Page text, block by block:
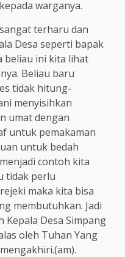
warganya.
terharu dan
Desa seperti bapak
beliau ini kita lihat
Beliau baru
tidak hitung-
menyisihkan
umat dengan
untuk pemakaman
untuk bedah
contoh kita
tidak perlu
maka kita bisa
membutuhkan. Jadi
Kepala Desa Simpang
oleh Tuhan Yang